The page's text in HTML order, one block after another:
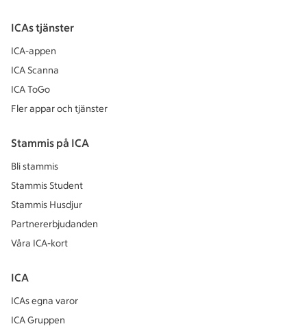
ICAs tjänster
ICA-appen
ICA Scanna
ICA ToGo
Fler appar och tjänster
Stammis på ICA
Bli stammis
Stammis Student
Stammis Husdjur
Partnererbjudanden
Våra ICA-kort
ICA
ICAs egna varor
ICA Gruppen